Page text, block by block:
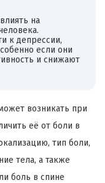
на
к депрессии,
если они
и снижают
возникать при
её от боли в
тип боли,
тела, а также
боль в спине